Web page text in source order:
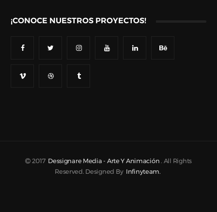
¡CONOCE NUESTROS PROYECTOS!
2017 Dessignare Media - Arte Y Animación . All Rights
Reserved. Designed By Infinyteam.